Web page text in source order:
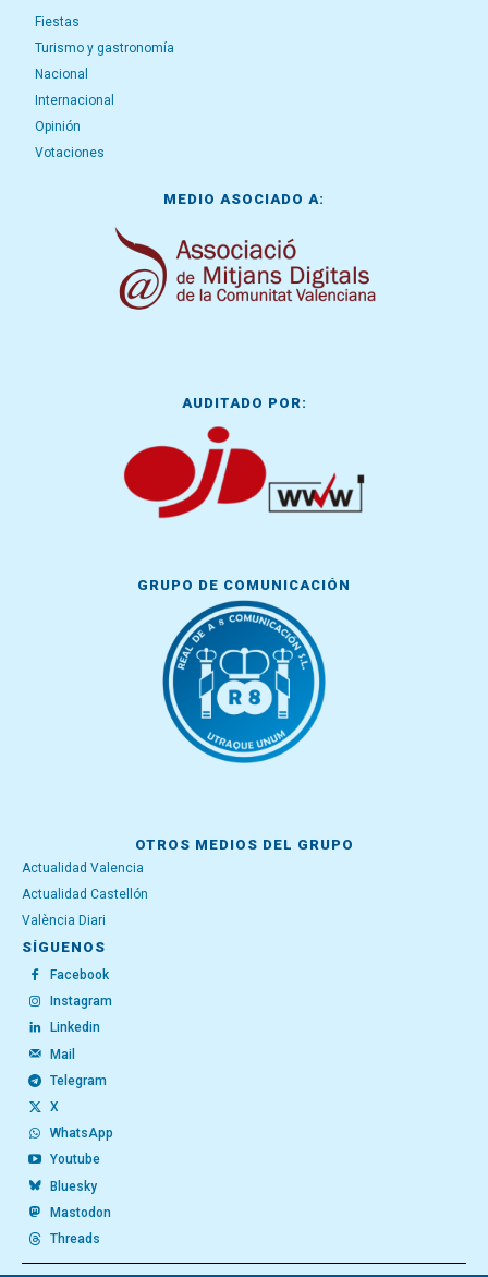
Fiestas
Turismo y gastronomía
Nacional
Internacional
Opinión
Votaciones
MEDIO ASOCIADO A:
AUDITADO POR:
GRUPO DE COMUNICACIÓN
OTROS MEDIOS DEL GRUPO
Actualidad Valencia
Actualidad Castellón
València Diari
SÍGUENOS
Facebook
Instagram
Linkedin
Mail
Telegram
X
WhatsApp
Youtube
Bluesky
Mastodon
Threads